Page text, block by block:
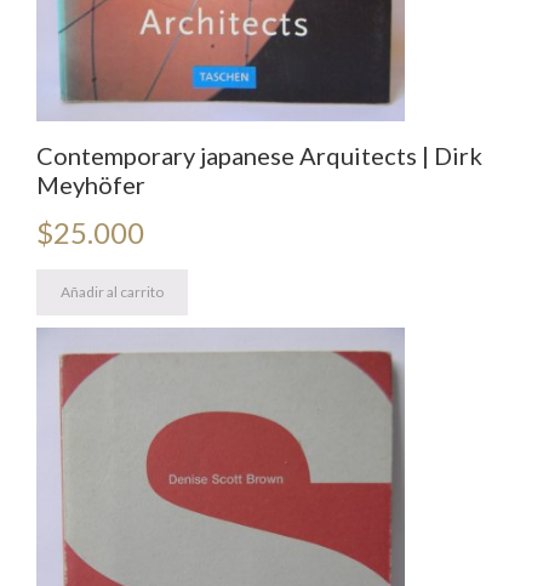
Contemporary japanese Arquitects | Dirk
Meyhöfer
$25.000
Añadir al carrito